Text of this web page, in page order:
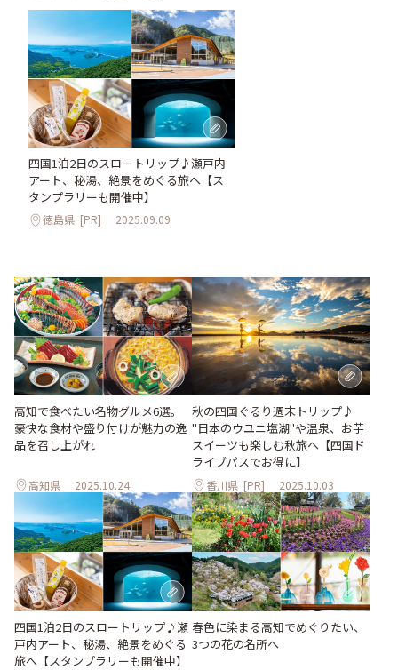
四国1泊2日のスロートリップ♪瀬戸内
アート、秘湯、絶景をめぐる旅へ【ス
タンプラリーも開催中】
徳島県 [PR] 2025.09.09
高知で食べたい名物グルメ6選。
豪快な食材や盛り付けが魅力の逸
品を召し上がれ
高知県 2025.10.24
秋の四国ぐるり週末トリップ♪
"日本のウユニ塩湖"や温泉、お芋
スイーツも楽しむ秋旅へ【四国ド
ライブパスでお得に】
香川県 [PR] 2025.10.03
四国1泊2日のスロートリップ♪瀬
戸内アート、秘湯、絶景をめぐる
旅へ【スタンプラリーも開催中】
春色に染まる高知でめぐりたい、
3つの花の名所へ